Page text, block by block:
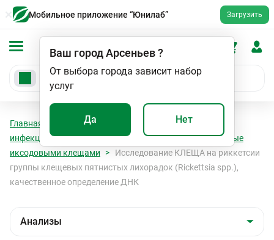
Мобильное приложение “Юнилаб” Загрузить
Ваш городАрсеньев?
От выбора города зависит набор
услуг
Да Нет
Главная Анализы
ПЦР - диагностика
инфекционных заболеваний
Инфекции, передаваемые
иксодовыми клещами
Исследование КЛЕЩА на риккетсии
группы клещевых пятнистых лихорадок (Rickettsiа spp.),
качественное определение ДНК